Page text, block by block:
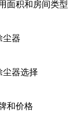
面积和房间类型
尘器
尘器选择
和价格